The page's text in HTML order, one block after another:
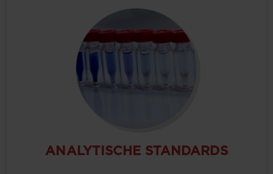
ANALYTISCHE STANDARDS